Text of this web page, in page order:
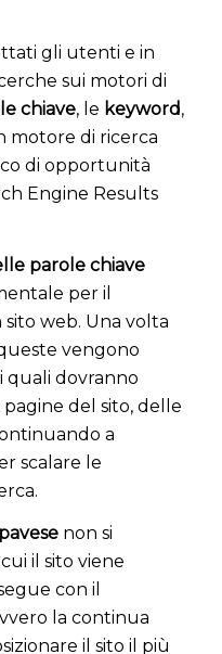
gli utenti e in
sui motori di
chiave, le keyword,
motore di ricerca
di opportunità
Engine Results
parole chiave
per il
web. Una volta
vengono
quali dovranno
del sito, delle
a
scalare le
non si
il sito viene
con il
la continua
il sito il più